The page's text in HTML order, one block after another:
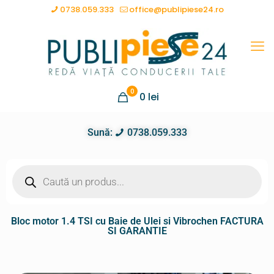
0738.059.333 office@publipiese24.ro
0 0 lei
Sună: 0738.059.333
Bloc motor 1.4 TSI cu Baie de Ulei si Vibrochen FACTURA
SI GARANTIE